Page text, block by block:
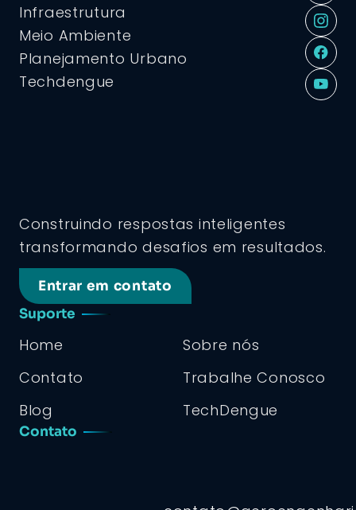
Construindo respostas inteligentes
transformando desafios em resultados.
Entrar em contato
Suporte
Home
Sobre nós
Contato
Trabalhe Conosco
Blog
TechDengue
Contato
Infraestrutura
Meio Ambiente
Planejamento Urbano
Techdengue